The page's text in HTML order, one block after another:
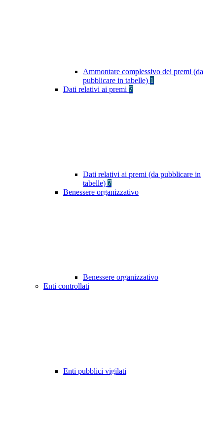
Ammontare complessivo dei premi (da
pubblicare in tabelle) 1
Dati relativi ai premi 7
Dati relativi ai premi (da pubblicare in
tabelle) 7
Benessere organizzativo
Benessere organizzativo
Enti controllati
Enti pubblici vigilati